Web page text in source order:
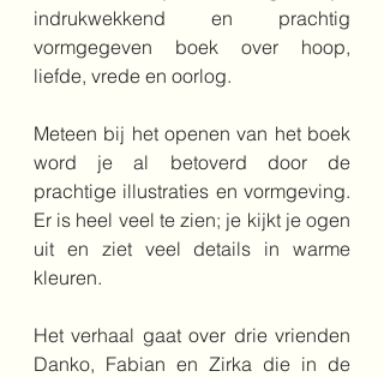
indrukwekkend en prachtig
vormgegeven boek over hoop,
liefde, vrede en oorlog.
Meteen bij het openen van het boek
word je al betoverd door de
prachtige illustraties en vormgeving.
Er is heel veel te zien; je kijkt je ogen
uit en ziet veel details in warme
kleuren.
Het verhaal gaat over drie vrienden
Danko, Fabian en Zirka die in de